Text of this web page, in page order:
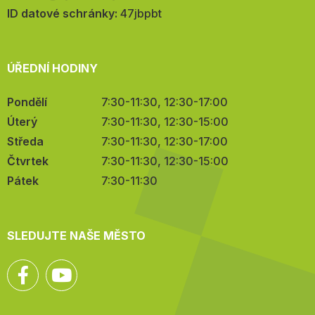
mail:
ID datové schránky: 47jbpbt
ÚŘEDNÍ HODINY
Pondělí
7:30-11:30, 12:30-17:00
Úterý
7:30-11:30, 12:30-15:00
Středa
7:30-11:30, 12:30-17:00
Čtvrtek
7:30-11:30, 12:30-15:00
Pátek
7:30-11:30
SLEDUJTE NAŠE MĚSTO
Facebook